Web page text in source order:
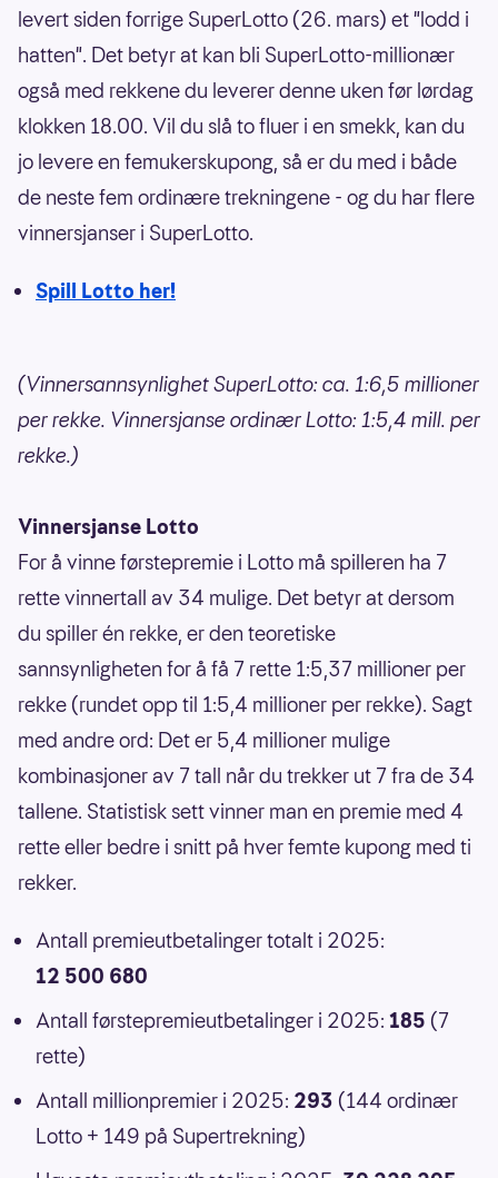
levert siden forrige SuperLotto (26. mars) et "lodd i
hatten". Det betyr at kan bli SuperLotto-millionær
også med rekkene du leverer denne uken før lørdag
klokken 18.00. Vil du slå to fluer i en smekk, kan du
jo levere en femukerskupong, så er du med i både
de neste fem ordinære trekningene - og du har flere
vinnersjanser i SuperLotto.
Spill Lotto her!
(Vinnersannsynlighet SuperLotto: ca. 1:6,5 millioner
per rekke. Vinnersjanse ordinær Lotto: 1:5,4 mill. per
rekke.)
Vinnersjanse Lotto
For å vinne førstepremie i Lotto må spilleren ha 7
rette vinnertall av 34 mulige. Det betyr at dersom
du spiller én rekke, er den teoretiske
sannsynligheten for å få 7 rette 1:5,37 millioner per
rekke (rundet opp til 1:5,4 millioner per rekke). Sagt
med andre ord: Det er 5,4 millioner mulige
kombinasjoner av 7 tall når du trekker ut 7 fra de 34
tallene. Statistisk sett vinner man en premie med 4
rette eller bedre i snitt på hver femte kupong med ti
rekker.
Antall premieutbetalinger totalt i 2025:
12 500 680
Antall førstepremieutbetalinger i 2025: 185 (7
rette)
Antall millionpremier i 2025: 293 (144 ordinær
Lotto + 149 på Supertrekning)